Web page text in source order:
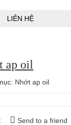
LIÊN HỆ
ap oil
Nhớt ap oil
Send to a friend